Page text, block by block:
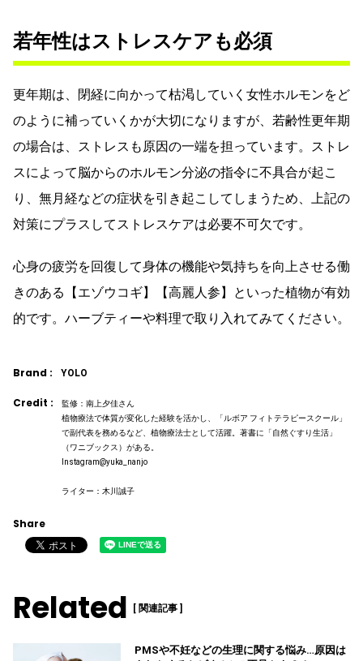
若年性はストレスケアも必須
更年期は、閉経に向かって枯渇していく女性ホルモンをど
のように補っていくかが大切になりますが、若齢性更年期
の場合は、ストレスも原因の一端を担っています。ストレ
スによって脳からのホルモン分泌の指令に不具合が起こ
り、無月経などの症状を引き起こしてしまうため、上記の
対策にプラスしてストレスケアは必要不可欠です。
心身の疲労を回復して身体の機能や気持ちを向上させる働
きのある【エゾウコギ】【高麗人参】といった植物が有効
的です。ハーブティーや料理で取り入れてみてください。
Brand : YOLO
Credit :
監修：南上夕佳さん
植物療法で体質が変化した経験を活かし、「ルボア フィトテラピースクール」
で副代表を務めるなど、植物療法士として活躍。著書に「自然ぐすり生活」
（ワニブックス）がある。
Instagram@yuka_nanjo
ライター：木川誠子
Share
Related [ 関連記事 ]
PMSや不妊などの生理に関する悩み…原因は